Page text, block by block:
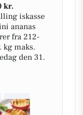
kr.
iskasse
ananas
fra 212-
kg maks.
den 31.